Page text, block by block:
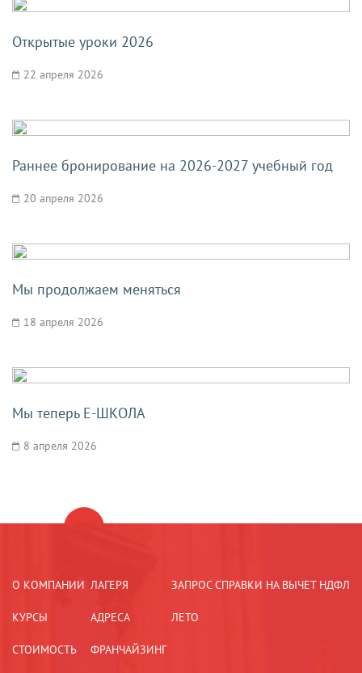
Открытые уроки 2026
22 апреля 2026
Раннее бронирование на 2026-2027 учебный год
20 апреля 2026
Мы продолжаем меняться
18 апреля 2026
Мы теперь Е-ШКОЛА
8 апреля 2026
2 3 ... 74
О КОМПАНИИ
КУРСЫ
СТОИМОСТЬ
ЛАГЕРЯ
АДРЕСА
ФРАНЧАЙЗИНГ
ЗАПРОС СПРАВКИ НА ВЫЧЕТ НДФЛ
ЛЕТО